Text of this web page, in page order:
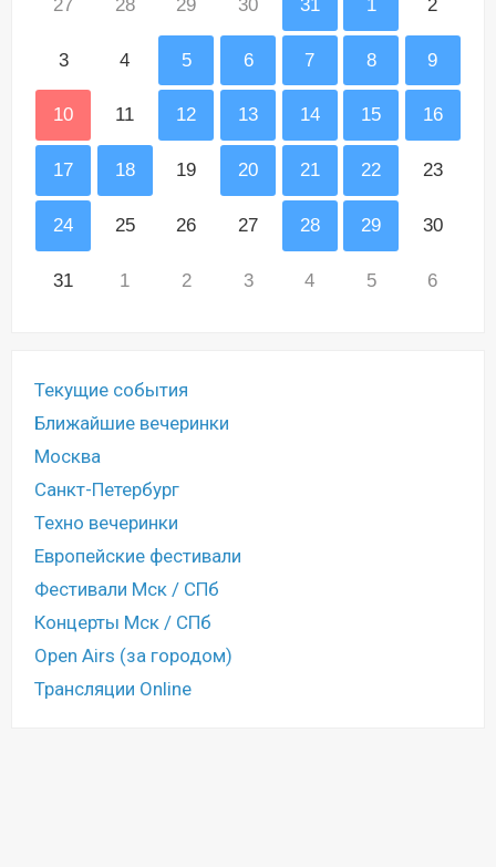
27 28 29 30 31 1 2
3 4 5 6 7 8 9
10 11 12 13 14 15 16
17 18 19 20 21 22 23
24 25 26 27 28 29 30
31 1 2 3 4 5 6
Текущие события
Ближайшие вечеринки
Москва
Санкт-Петербург
Техно вечеринки
Европейские фестивали
Фестивали Мск / СПб
Концерты Мск / СПб
Open Airs (за городом)
Трансляции Online